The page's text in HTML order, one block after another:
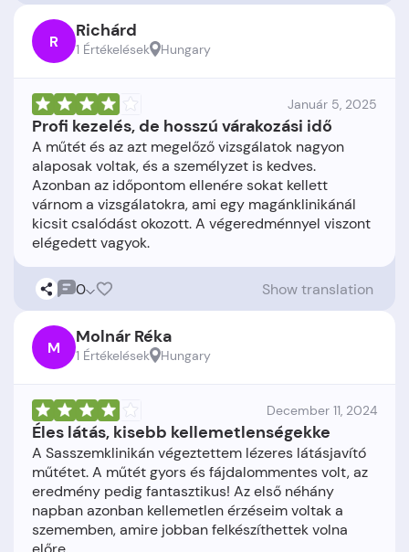
R Richárd
1 Értékelések Hungary
Január 5, 2025
Profi kezelés, de hosszú várakozási idő
A műtét és az azt megelőző vizsgálatok nagyon
alaposak voltak, és a személyzet is kedves.
Azonban az időpontom ellenére sokat kellett
várnom a vizsgálatokra, ami egy magánklinikánál
kicsit csalódást okozott. A végeredménnyel viszont
0 Show translation
M Molnár Réka
1 Értékelések Hungary
December 11, 2024
Éles látás, kisebb kellemetlenségekke
A Sasszemklinikán végeztettem lézeres látásjavító
műtétet. A műtét gyors és fájdalommentes volt, az
eredmény pedig fantasztikus! Az első néhány
napban azonban kellemetlen érzéseim voltak a
szememben, amire jobban felkészíthettek volna